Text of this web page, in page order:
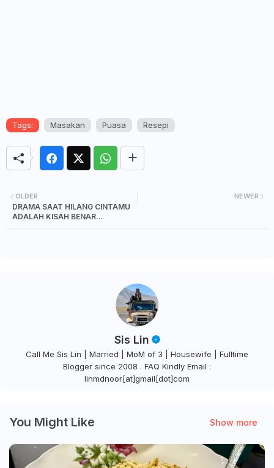
Tags: Masakan Puasa Resepi
NEWER
OLDER
DRAMA SAAT HILANG CINTAMU
ADALAH KISAH BENAR
Sis Lin
Call Me Sis Lin | Married | MoM of 3 | Housewife | Fulltime
Blogger since 2008 . FAQ Kindly Email :
linmdnoor[at]gmail[dot]com
You Might Like Show more